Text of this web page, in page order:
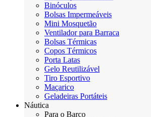
Binóculos
Bolsas Impermeáveis
Mini Mosquetão
Ventilador para Barraca
Bolsas Térmicas
Copos Térmicos
Porta Latas
Gelo Reutilizável
Tiro Esportivo
Maçarico
Geladeiras Portáteis
Náutica
Para o Barco